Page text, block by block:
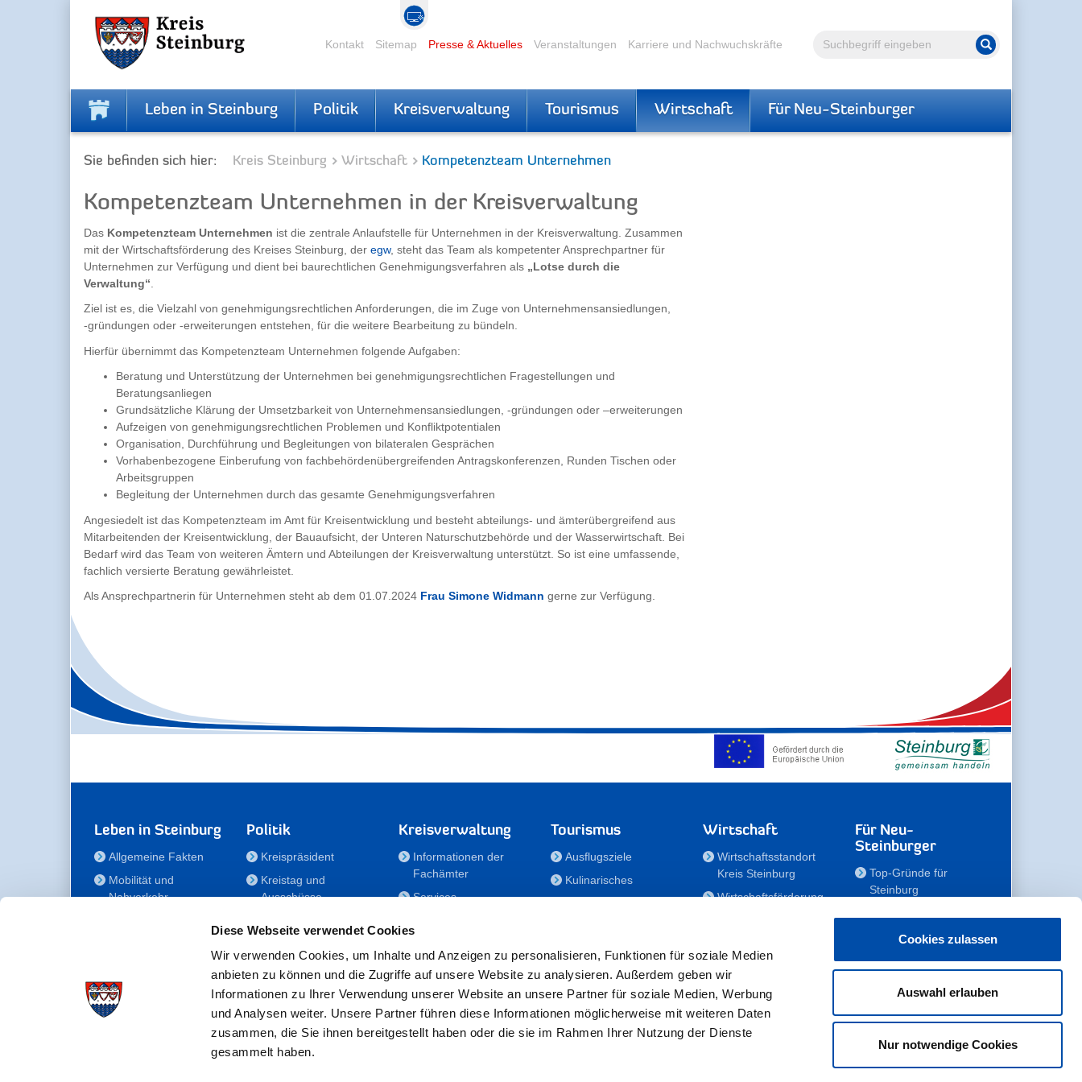
Diese Webseite verwendet Cookies
Wir verwenden Cookies, um Inhalte und Anzeigen zu personalisieren, Funktionen für soziale Medien
anbieten zu können und die Zugriffe auf unsere Website zu analysieren. Außerdem geben wir
Informationen zu Ihrer Verwendung unserer Website an unsere Partner für soziale Medien, Werbung
und Analysen weiter. Unsere Partner führen diese Informationen möglicherweise mit weiteren Daten
zusammen, die Sie ihnen bereitgestellt haben oder die sie im Rahmen Ihrer Nutzung der Dienste
gesammelt haben.
Cookies zulassen
Auswahl erlauben
Nur notwendige Cookies
Volltextsuche Suche starten
Kontakt Sitemap Presse & Aktuelles Veranstaltungen Karriere und Nachwuchskräfte
Leben in Steinburg Politik Kreisverwaltung Tourismus Wirtschaft Für Neu-Steinburger
Sie befinden sich hier: Kreis Steinburg Wirtschaft Kompetenzteam Unternehmen
Kompetenzteam Unternehmen in der Kreisverwaltung
Das Kompetenzteam Unternehmen ist die zentrale Anlaufstelle für Unternehmen in der Kreisverwaltung. Zusammen
mit der Wirtschaftsförderung des Kreises Steinburg, der egw, steht das Team als kompetenter Ansprechpartner für
Unternehmen zur Verfügung und dient bei baurechtlichen Genehmigungsverfahren als „Lotse durch die
Verwaltung“
Ziel ist es, die Vielzahl von genehmigungsrechtlichen Anforderungen, die im Zuge von Unternehmensansiedlungen,
‑gründungen oder -erweiterungen entstehen, für die weitere Bearbeitung zu bündeln.
Hierfür übernimmt das Kompetenzteam Unternehmen folgende Aufgaben:
Beratung und Unterstützung der Unternehmen bei genehmigungsrechtlichen Fragestellungen und
Beratungsanliegen
Grundsätzliche Klärung der Umsetzbarkeit von Unternehmensansiedlungen, ‑gründungen oder –erweiterungen
Aufzeigen von genehmigungsrechtlichen Problemen und Konfliktpotentialen
Organisation, Durchführung und Begleitungen von bilateralen Gesprächen
Vorhabenbezogene Einberufung von fachbehördenübergreifenden Antragskonferenzen, Runden Tischen oder
Arbeitsgruppen
Begleitung der Unternehmen durch das gesamte Genehmigungsverfahren
Angesiedelt ist das Kompetenzteam im Amt für Kreisentwicklung und besteht abteilungs- und ämterübergreifend aus
Mitarbeitenden der Kreisentwicklung, der Bauaufsicht, der Unteren Naturschutzbehörde und der Wasserwirtschaft. Bei
Bedarf wird das Team von weiteren Ämtern und Abteilungen der Kreisverwaltung unterstützt. So ist eine umfassende,
fachlich versierte Beratung gewährleistet.
Als Ansprechpartnerin für Unternehmen steht ab dem 01.07.2024 Frau Simone Widmann gerne zur Verfügung.
Leben in Steinburg
Allgemeine Fakten
Mobilität und
Nahverkehr
Gesundheit
Bildung
Politik
Kreispräsident
Kreistag und
Ausschüsse
für Menschen mit
Behinderung
Der
Kreisseniorenbeirat
Förderstiftung
Fördergesellschaft/Sportförderung
Kreisverwaltung
Informationen der
Fachämter
Services
Nachwuchskräfte
Notdienste
Bekanntmachungen
Formulare/Downloads
RSS-Feeds
Tourismus
Ausflugsziele
Kulinarisches
Veranstaltungen
Wirtschaft
Wirtschaftsstandort
Kreis Steinburg
Wirtschaftsförderung
Zahlen, Daten,
Fakten
Gewerbeflächen
Für Neu-
Steinburger
Top-Gründe für
Steinburg
Meine Immobilie
Erholen